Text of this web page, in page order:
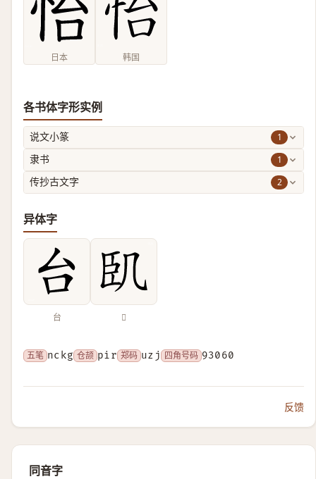
日本 韩国
各书体字形实例
说文小篆 1
隶书 1
传抄古文字 2
异体字
台 𠙉
五笔 nckg 仓颉 pir 郑码 uzj 四角号码 93060
反馈
同音字